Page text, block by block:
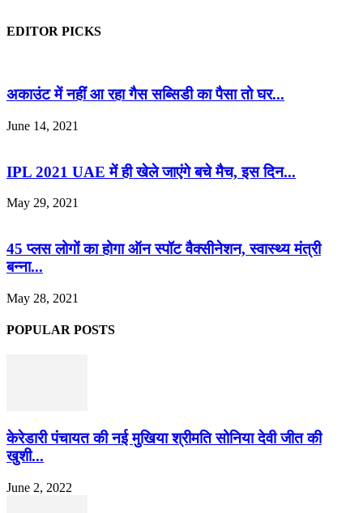
EDITOR PICKS
अकाउंट में नहीं आ रहा गैस सब्सिडी का पैसा तो घर...
June 14, 2021
IPL 2021 UAE में ही खेले जाएंगे बचे मैच, इस दिन...
May 29, 2021
45 प्लस लोगों का होगा ऑन स्पॉट वैक्सीनेशन, स्वास्थ्य मंत्री
बन्ना...
May 28, 2021
POPULAR POSTS
केरेडारी पंचायत की नई मुखिया श्रीमति सोनिया देवी जीत की
खुशी...
June 2, 2022